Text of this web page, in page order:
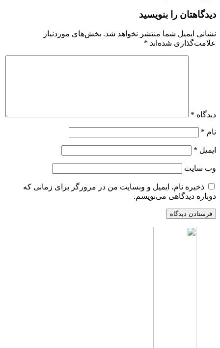
دیدگاهتان را بنویسید
نشانی ایمیل شما منتشر نخواهد شد. بخش‌های موردنیاز
علامت‌گذاری شده‌اند *
دیدگاه *
نام *
ایمیل *
وب‌ سایت
ذخیره نام، ایمیل و وبسایت من در مرورگر برای زمانی که
دوباره دیدگاهی می‌نویسم.